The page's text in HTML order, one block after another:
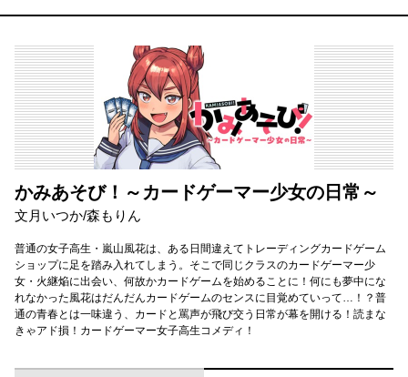
かみあそび！～カードゲーマー少女の日常～
文月いつか/森もりん
普通の女子高生・嵐山風花は、ある日間違えてトレーディングカードゲーム
ショップに足を踏み入れてしまう。そこで同じクラスのカードゲーマー少
女・火継焔に出会い、何故かカードゲームを始めることに！何にも夢中にな
れなかった風花はだんだんカードゲームのセンスに目覚めていって…！？普
通の青春とは一味違う、カードと罵声が飛び交う日常が幕を開ける！読まな
きゃアド損！カードゲーマー女子高生コメディ！